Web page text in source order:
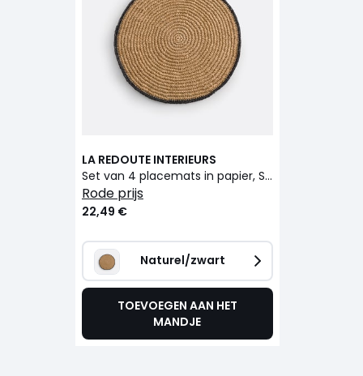
LA REDOUTE INTERIEURS
Set van 4 placemats in papier, Solia
rode prijs
22,49 €
Naturel/zwart
TOEVOEGEN AAN HET
MANDJE